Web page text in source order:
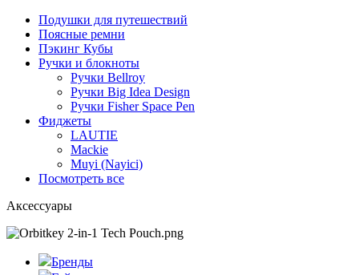
Подушки для путешествий
Поясные ремни
Пэкинг Кубы
Ручки и блокноты
Ручки Bellroy
Ручки Big Idea Design
Ручки Fisher Space Pen
Фиджеты
LAUTIE
Mackie
Muyi (Nayici)
Посмотреть все
Аксессуары
Бренды